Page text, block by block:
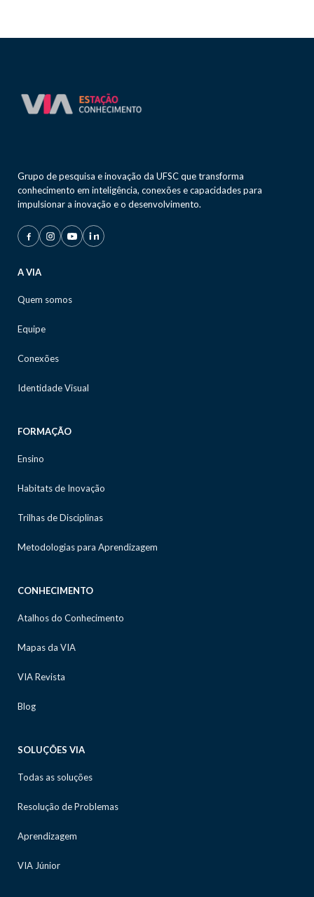
Grupo de pesquisa e inovação da UFSC que transforma
conhecimento em inteligência, conexões e capacidades para
impulsionar a inovação e o desenvolvimento.
A VIA
Quem somos
Equipe
Conexões
Identidade Visual
FORMAÇÃO
Ensino
Habitats de Inovação
Trilhas de Disciplinas
Metodologias para Aprendizagem
CONHECIMENTO
Atalhos do Conhecimento
Mapas da VIA
VIA Revista
Blog
SOLUÇÕES VIA
Todas as soluções
Resolução de Problemas
Aprendizagem
VIA Júnior